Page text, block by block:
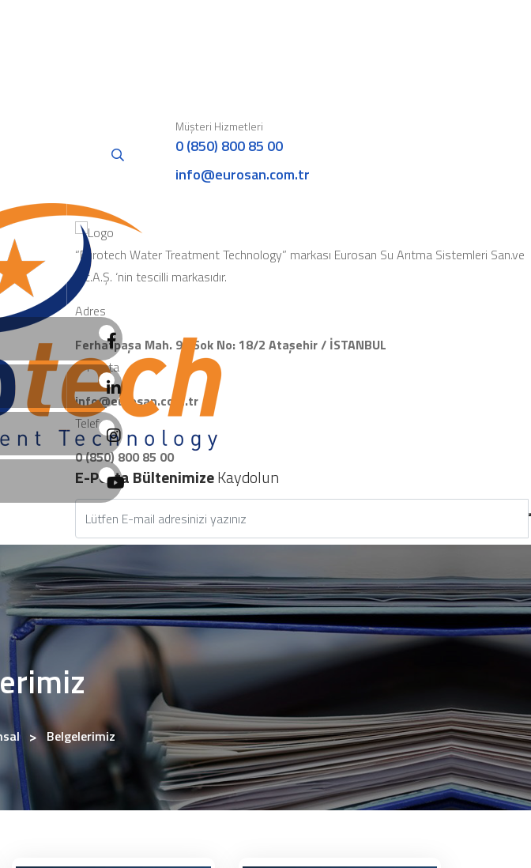
Müşteri Hizmetleri
0 (850) 800 85 00
info@eurosan.com.tr
“Eurotech Water Treatment Technology” markası Eurosan Su Arıtma Sistemleri San.ve
Tic.A.Ş. ‘nin tescilli markasıdır.
Adres
Ferhatpaşa Mah. 91.Sok No: 18/2 Ataşehir / İSTANBUL
E-Posta
info@eurosan.com.tr
Telefon
0 (850) 800 85 00
E-Posta BültenimizeKaydolun
Belgelerimiz